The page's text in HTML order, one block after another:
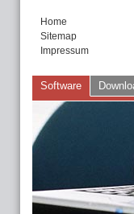
Home
Sitemap
Impressum
Software